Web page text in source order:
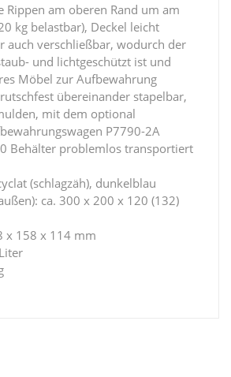
Rippen am oberen Rand um am
kg belastbar), Deckel leicht
auch verschließbar, wodurch der
und lichtgeschützt ist und
Möbel zur Aufbewahrung
übereinander stapelbar,
mit dem optional
P7790-2A
Behälter problemlos transportiert
(schlagzäh), dunkelblau
ca. 300 x 200 x 120 (132)
x 158 x 114 mm